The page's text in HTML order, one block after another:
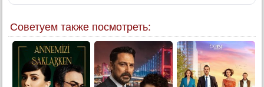
Советуем также посмотреть: